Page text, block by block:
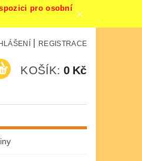
pro osobní
REGISTRACE
KOŠÍK: 0 Kč